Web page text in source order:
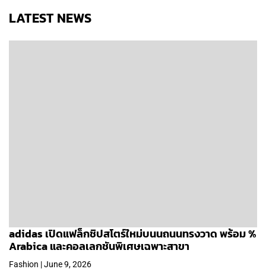
LATEST NEWS
adidas เปิดแฟล็กชิปสโตร์ใหม่บนนถนนทรงวาด พร้อม %
Arabica และคอลเลกชันพิเศษเฉพาะสาขา
Fashion | June 9, 2026